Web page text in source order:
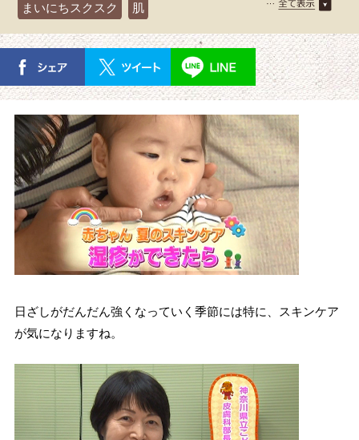
まいにちスクスク 肌
日ざしがだんだん強くなっていく季節には特に、スキンケア
が気になりますね。